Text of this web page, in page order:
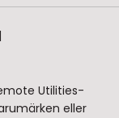
Utilities-
eller